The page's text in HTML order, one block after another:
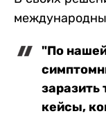
"По
заразить
кейсы,